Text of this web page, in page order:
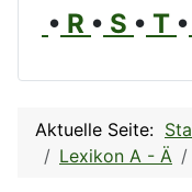
• R • S • T •
Aktuelle Seite:
Lexikon A - Ä